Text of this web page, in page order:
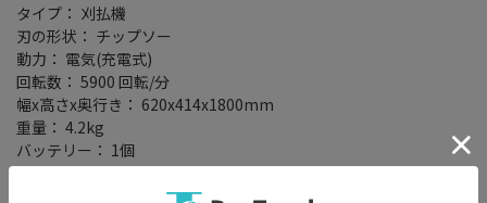
タイプ： 刈払機
刃の形状： チップソー
動力： 電気(充電式)
回転数： 5900 回転/分
幅x高さx奥行き： 620x414x1800mm
重量： 4.2kg
バッテリー： 1個
充電器： 有